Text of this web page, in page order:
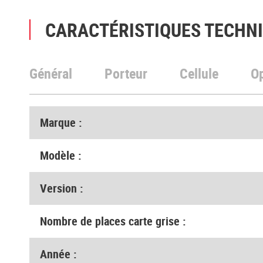
CARACTÉRISTIQUES
Général Porteur Cellule
Marque :
Modèle :
Version :
Nombre de places carte grise :
Année :